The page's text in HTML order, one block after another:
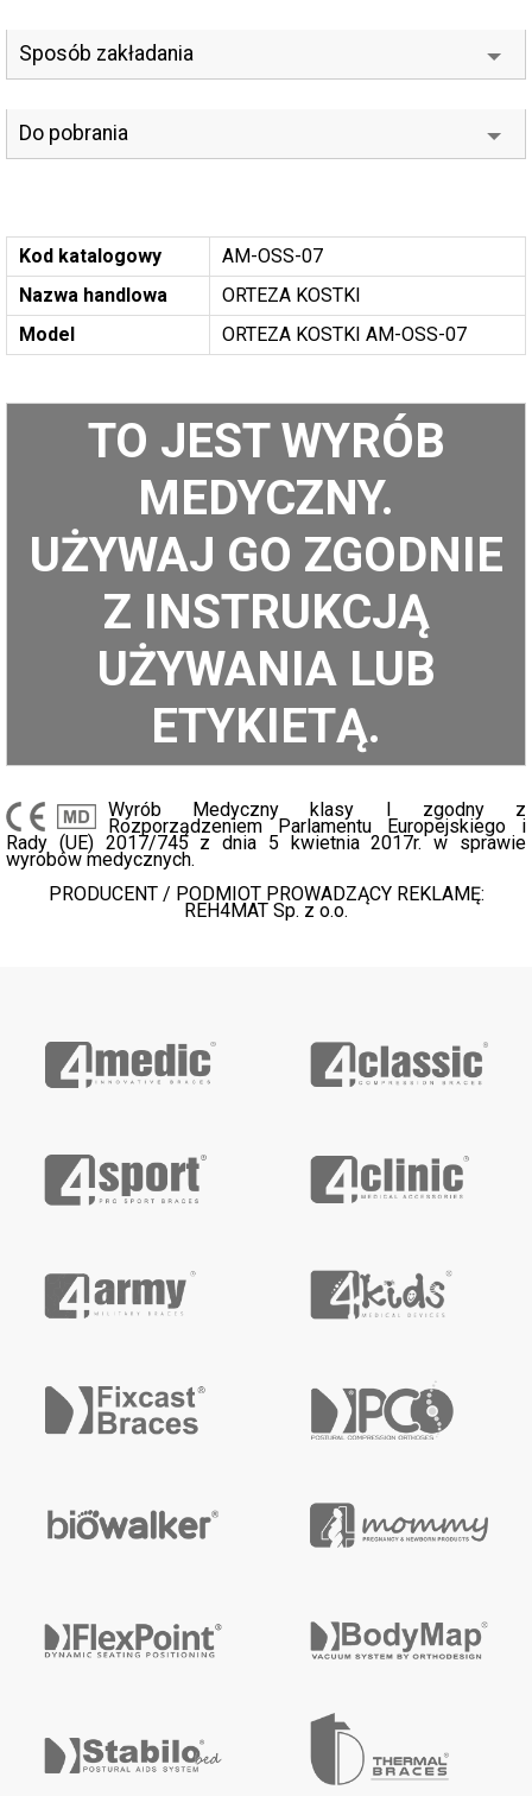
Sposób zakładania
Do pobrania
Kod katalogowy
AM-OSS-07
Nazwa handlowa
ORTEZA KOSTKI
Model
ORTEZA KOSTKI AM-OSS-07
TO JEST WYRÓB
MEDYCZNY.
UŻYWAJ GO ZGODNIE
Z INSTRUKCJĄ
UŻYWANIA LUB
ETYKIETĄ.
Wyrób Medyczny klasy I zgodny z
Rozporządzeniem Parlamentu Europejskiego i
Rady (UE) 2017/745 z dnia 5 kwietnia 2017r. w sprawie
wyrobów medycznych.
PRODUCENT / PODMIOT PROWADZĄCY REKLAMĘ:
REH4MAT Sp. z o.o.